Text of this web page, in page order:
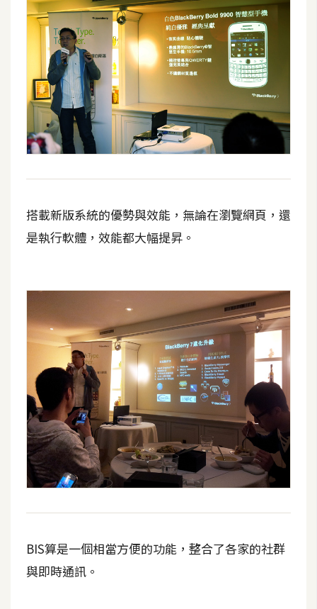
作
提
案
搭載新版系統的優勢與效能，無論在瀏覽網頁，還
是執行軟體，效能都大幅提昇。
BIS算是一個相當方便的功能，整合了各家的社群
與即時通訊。